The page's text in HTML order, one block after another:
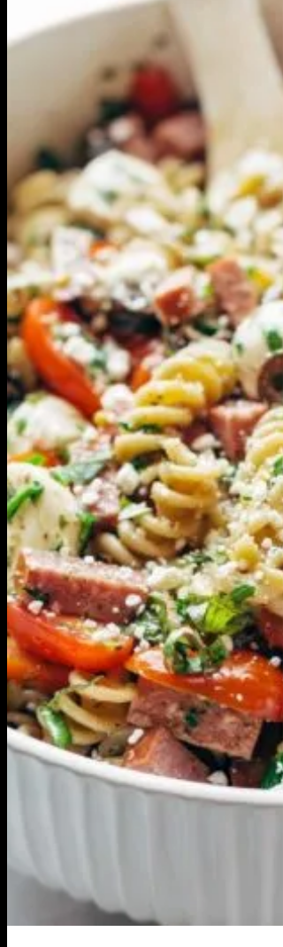
κοτόσουπα, ιδανική για το
κρυολόγημα
Έχουμε ακούσει πολλές φορές κάνε μία
κοτόσουπα και θα γιάνεις. Το γιατροσόφι
γιαγιάς. Πολλοί ξέρουν να την φτιάχνουν
αλλά αποφάσισα...